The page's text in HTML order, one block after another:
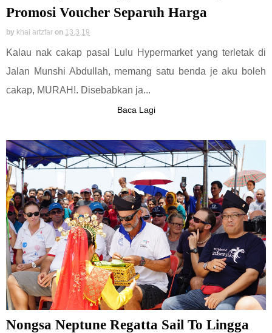
Promosi Voucher Separuh Harga
by khai artzfar on 13.3.19
Kalau nak cakap pasal Lulu Hypermarket yang terletak di
Jalan Munshi Abdullah, memang satu benda je aku boleh
cakap, MURAH!. Disebabkan ja...
Baca Lagi
Nongsa Neptune Regatta Sail To Lingga